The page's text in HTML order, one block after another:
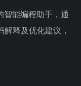
能编程助手，通
释及优化建议，